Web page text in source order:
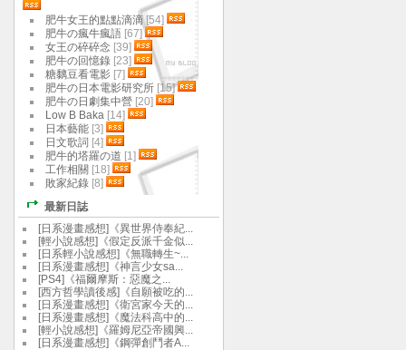
肥牛女王的點點滴滴[54]
肥牛の瘋牛瘋語 [67]
女王の碎碎念 [39]
肥牛の回憶錄 [23]
糖黐豆看電影 [7]
肥牛の日本電影研究所 [15]
肥牛の日劇集中營 [20]
Low B Baka [14]
日本藝能 [3]
日文歌詞 [4]
肥牛的塔羅の道 [1]
工作相關 [18]
敗家紀錄 [8]
最新日誌
[日系漫畫感想]《異世界侍奉紀...
[輕小說感想]《假定反派千金似...
[日系輕小說感想]《無職轉生~...
[日系漫畫感想]《神言少女sa...
[PS4]《福爾摩斯：惡魔之...
[西方哲學讀後感]《自願被吃的...
[日系漫畫感想]《衛宮家今天的...
[日系漫畫感想]《魔法科高中的...
[輕小說感想]《羅姆尼亞帝國興...
[日系漫畫感想]《鋼彈創鬥者A...